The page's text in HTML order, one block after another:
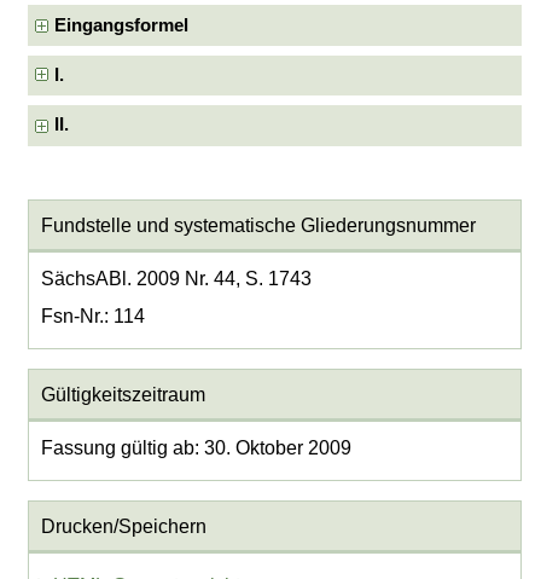
Eingangsformel
I.
II.
Fundstelle und systematische Gliederungsnummer
SächsABl. 2009 Nr. 44, S. 1743
Fsn-Nr.: 114
Gültigkeitszeitraum
Fassung gültig ab: 30. Oktober 2009
Drucken/Speichern